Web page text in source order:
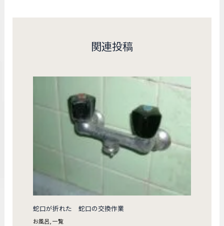
関連投稿
蛇口が折れた 蛇口の交換作業
お風呂 ,一覧